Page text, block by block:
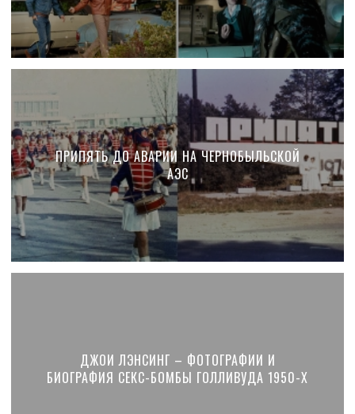
ПРИПЯТЬ ДО АВАРИИ НА ЧЕРНОБЫЛЬСКОЙ
АЭС
ДЖОИ ЛЭНСИНГ – ФОТОГРАФИИ И
БИОГРАФИЯ СЕКС-БОМБЫ ГОЛЛИВУДА 1950-Х